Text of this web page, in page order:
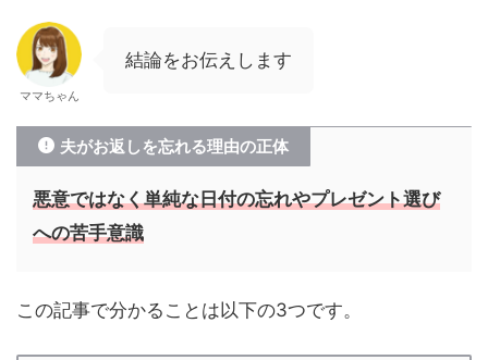
ママちゃん
結論をお伝えします
夫がお返しを忘れる理由の正体
悪意ではなく単純な日付の忘れやプレゼント選び
への苦手意識
この記事で分かることは以下の3つです。